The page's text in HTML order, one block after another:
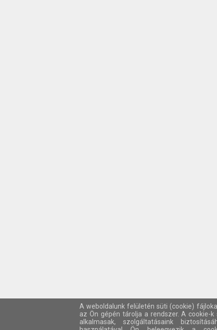
A weboldalunk felületén süti (cookie)
az Ön gépén tárolja a rendszer. A cookie-
alkalmasak, szolgáltatásaink